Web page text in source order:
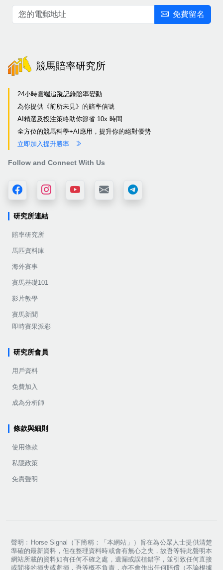
免費留名
競馬賠率研究所
24小時雲端追蹤記錄賠率變動
為你提供《前所未見》的賠率信號
AI精選及投注策略助你節省 10x 時間
全方位的競馬科學+AI應用，提升你的絕對優勢
立即加入提升勝率
Follow and Connect With Us
研究所連結
賠率研究所
馬匹資料庫
海外賽事
賽馬基礎101
影片教學
賽馬新聞
即時賽果派彩
研究所會員
用戶資料
免費加入
成為分析師
條款與細則
使用條款
私隱政策
免責聲明
聲明﹕Horse Signal（下簡稱：「本網站」）旨在為公眾人士提供清楚
準確的最新資料，但在整理資料時或會有無心之失，故吾等特此聲明本
網站所載的資料如有任何不確之處，遺漏或誤植錯字，並引致任何直接
或間接的損失或虧損，吾等概不負責，亦不會作出任何賠償（不論根據